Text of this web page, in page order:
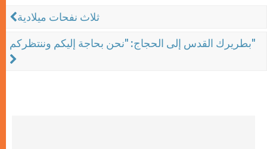
ثلاث نفحات ميلادية
بطريرك القدس إلى الحجاج: "نحن بحاجة إليكم وننتظركم"